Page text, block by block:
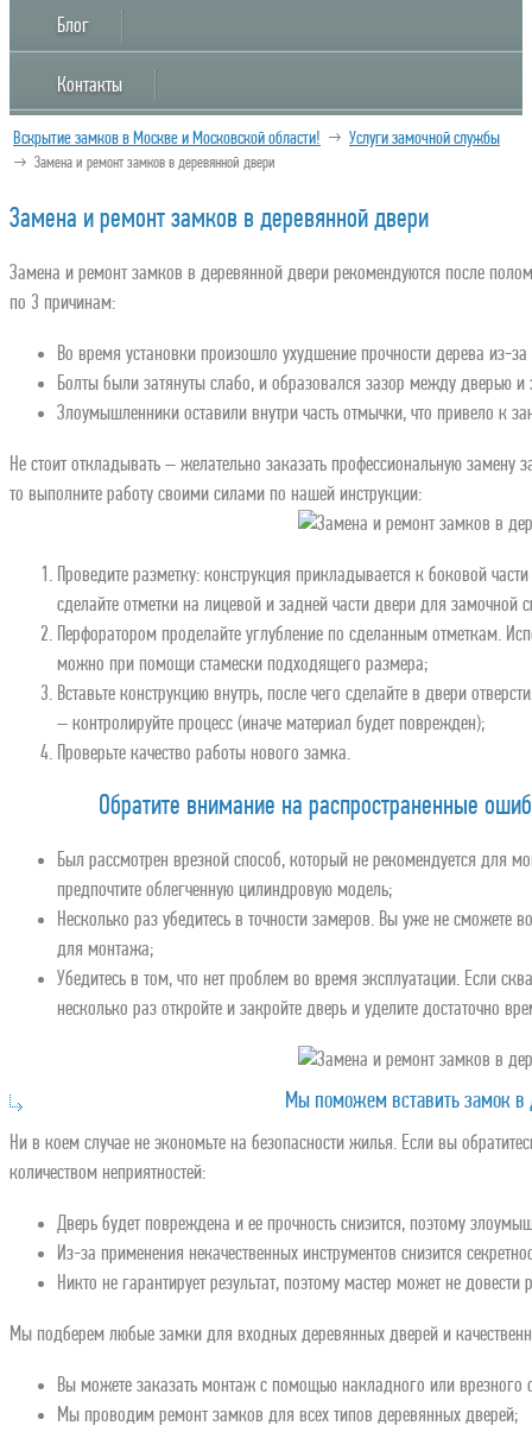
Блог
Контакты
Вскрытие замков в Москве и Московской области! → Услуги замочной службы
→ Замена и ремонт замков в деревянной двери
Замена и ремонт замков в деревянной двери
Замена и ремонт замков в деревянной двери рекомендуются после
по 3 причинам:
Во время установки произошло ухудшение прочности дерева из-
Болты были затянуты слабо, и образовался зазор между дверью
Злоумышленники оставили внутри часть отмычки, что привело к
Не стоит откладывать – желательно заказать профессиональную замену
то выполните работу своими силами по нашей инструкции:
Проведите разметку: конструкция прикладывается к боковой
сделайте отметки на лицевой и задней части двери для замочной
Перфоратором проделайте углубление по сделанным отметкам.
можно при помощи стамески подходящего размера;
Вставьте конструкцию внутрь, после чего сделайте в двери
– контролируйте процесс (иначе материал будет поврежден);
Проверьте качество работы нового замка.
Обратите внимание на распространенные
Был рассмотрен врезной способ, который не рекомендуется для
предпочтите облегченную цилиндровую модель;
Несколько раз убедитесь в точности замеров. Вы уже не сможете
для монтажа;
Убедитесь в том, что нет проблем во время эксплуатации. Если
несколько раз откройте и закройте дверь и уделите достаточно
Мы поможем вставить замок в
Ни в коем случае не экономьте на безопасности жилья. Если вы
количеством неприятностей:
Дверь будет повреждена и ее прочность снизится, поэтому
Из-за применения некачественных инструментов снизится
Никто не гарантирует результат, поэтому мастер может не довести
Мы подберем любые замки для входных деревянных дверей и
Вы можете заказать монтаж с помощью накладного или врезного
Мы проводим ремонт замков для всех типов деревянных дверей;